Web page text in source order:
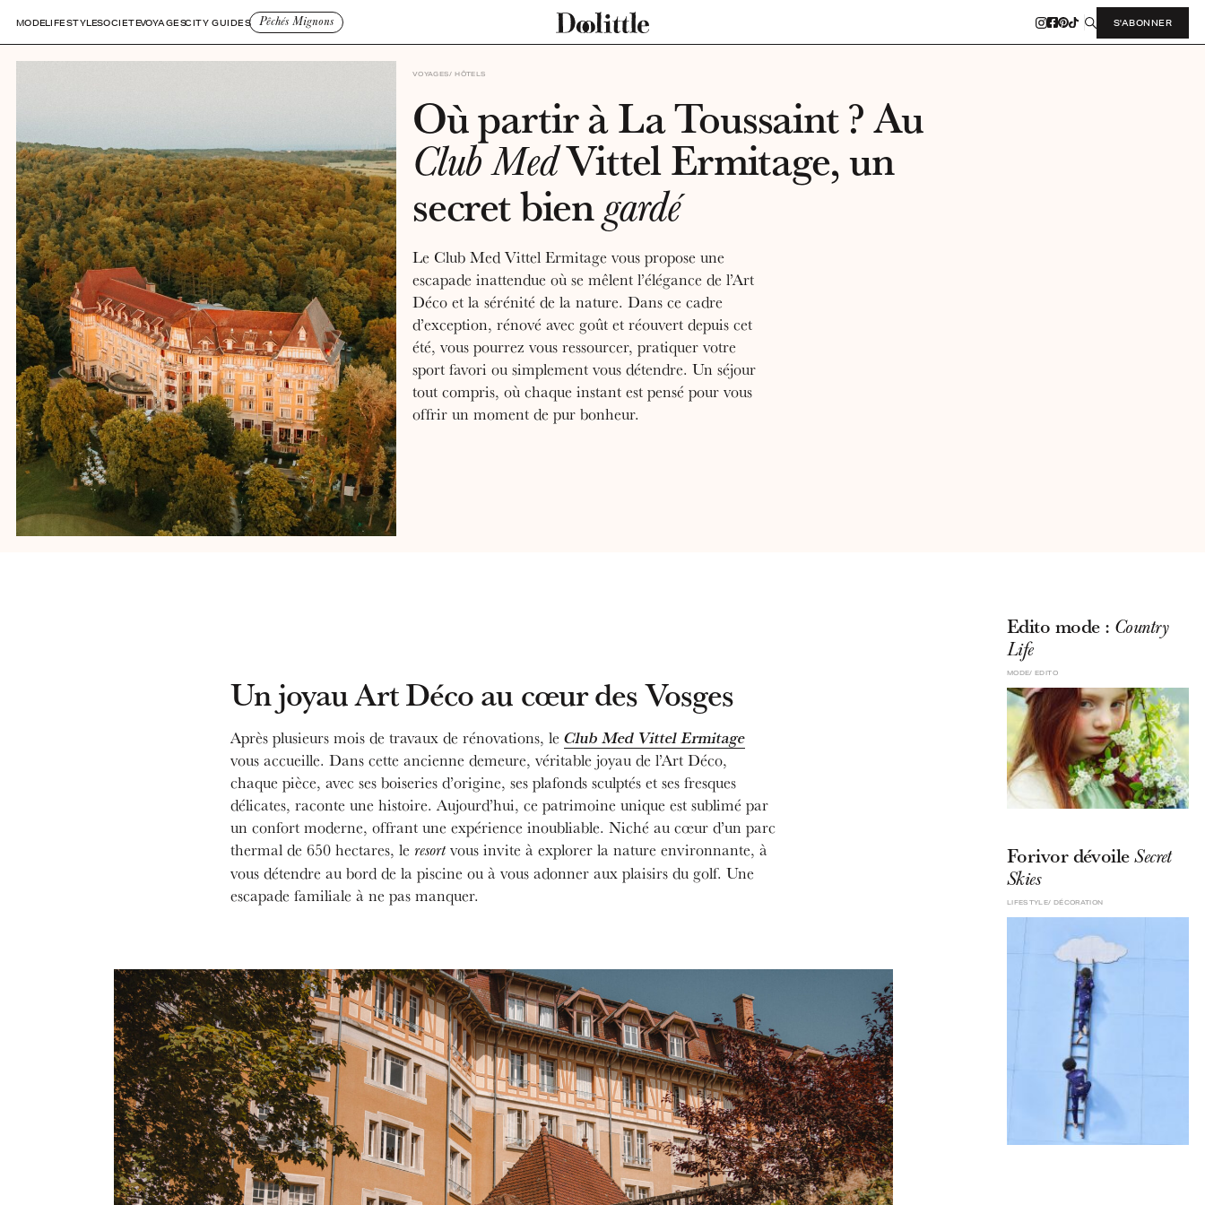
MODELIFESTYLESOCIETEVOYAGESCITY GUIDES Pêchés Mignons S'ABONNER
HÔTELS
VOYAGES
Où partir à La Toussaint ? Au
Club MedVittel Ermitage, un
secret biengardé
Le Club Med Vittel Ermitage vous propose une
escapade inattendue où se mêlent l’élégance de l’Art
Déco et la sérénité de la nature. Dans ce cadre
d’exception, rénové avec goût et réouvert depuis cet
été, vous pourrez vous ressourcer, pratiquer votre
sport favori ou simplement vous détendre. Un séjour
tout compris, où chaque instant est pensé pour vous
offrir un moment de pur bonheur.
Un joyau Art Déco au cœur des Vosges
Après plusieurs mois de travaux de rénovations, le Club Med Vittel Ermitage
vous accueille. Dans cette ancienne demeure, véritable joyau de l’Art Déco,
chaque pièce, avec ses boiseries d’origine, ses plafonds sculptés et ses fresques
délicates, raconte une histoire. Aujourd’hui, ce patrimoine unique est sublimé par
un confort moderne, offrant une expérience inoubliable. Niché au cœur d’un parc
thermal de 650 hectares, le resortvous invite à explorer la nature environnante, à
vous détendre au bord de la piscine ou à vous adonner aux plaisirs du golf. Une
escapade familiale à ne pas manquer.
Edito mode : Country
Life
EDITO
MODE
Forivor dévoileSecret
Skies
DÉCORATION
LIFESTYLE